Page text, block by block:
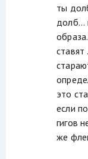
ты
долб...
это
если
гигов
же